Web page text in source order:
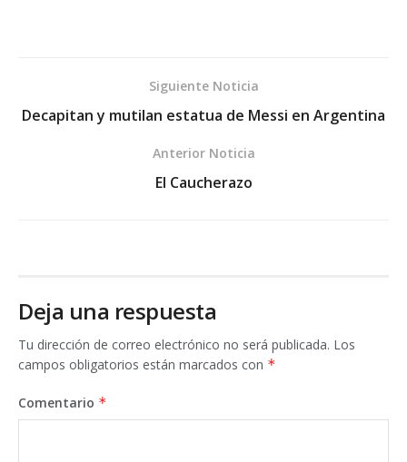
Siguiente Noticia
Decapitan y mutilan estatua de Messi en Argentina
Anterior Noticia
El Caucherazo
Deja una respuesta
Tu dirección de correo electrónico no será publicada. Los
campos obligatorios están marcados con *
Comentario *